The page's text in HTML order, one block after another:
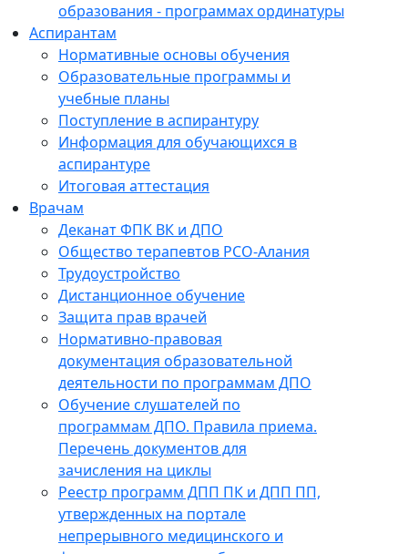
образования - программах ординатуры
Аспирантам
Нормативные основы обучения
Образовательные программы и
учебные планы
Поступление в аспирантуру
Информация для обучающихся в
аспирантуре
Итоговая аттестация
Врачам
Деканат ФПК ВК и ДПО
Общество терапевтов РСО-Алания
Трудоустройство
Дистанционное обучение
Защита прав врачей
Нормативно-правовая
документация образовательной
деятельности по программам ДПО
Обучение слушателей по
программам ДПО. Правила приема.
Перечень документов для
зачисления на циклы
Реестр программ ДПП ПК и ДПП ПП,
утвержденных на портале
непрерывного медицинского и